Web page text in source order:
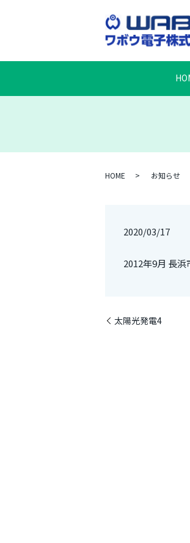
HOME お知らせ
2020/03/17
2012年9月 長浜
太陽光発電4